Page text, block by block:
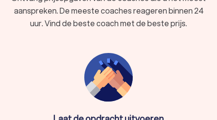
verder te ontwikkelen.
In Roosdaal hebben wij 98 goede coaches gevonden. De
coaches in Roosdaal hebben een gemiddelde Trustlocal-
u ook helpen door direct prijsopgaven aan te vragen bij
verschillende coaches. Zo kunt u eenvoudig de tarieven
vergelijken en de coach kiezen die het beste bij u past.
aanspreken. De meeste coaches reageren binnen 24
uur. Vind de beste coach met de beste prijs.